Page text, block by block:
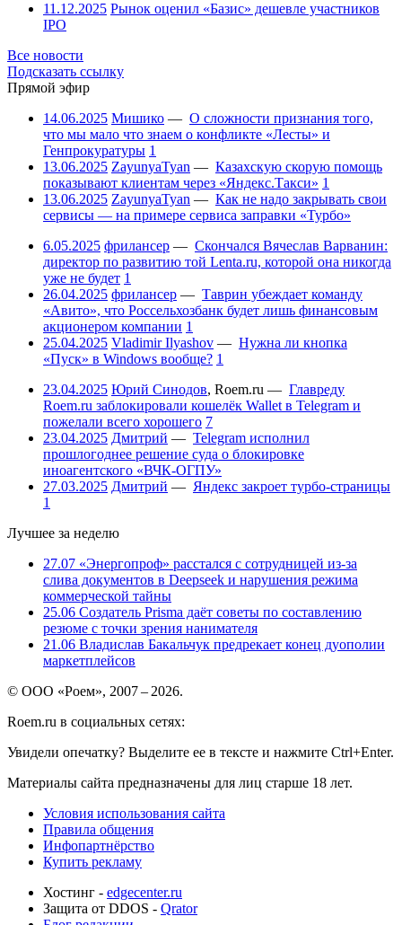
11.12.2025 Рынок оценил «Базис» дешевле участников
IPO
Все новости
Подсказать ссылку
Прямой эфир
14.06.2025 Мишико — О сложности признания того,
что мы мало что знаем о конфликте «Лесты» и
Генпрокуратуры 1
13.06.2025 ZayunyaTyan — Казахскую скорую помощь
показывают клиентам через «Яндекс.Такси» 1
13.06.2025 ZayunyaTyan — Как не надо закрывать свои
сервисы — на примере сервиса заправки «Турбо»
6.05.2025 фрилансер — Скончался Вячеслав Варванин:
директор по развитию той Lenta.ru, которой она никогда
уже не будет 1
26.04.2025 фрилансер — Таврин убеждает команду
«Авито», что Россельхозбанк будет лишь финансовым
акционером компании 1
25.04.2025 Vladimir Ilyashov — Нужна ли кнопка
«Пуск» в Windows вообще? 1
23.04.2025 Юрий Синодов, Roem.ru — Главреду
Roem.ru заблокировали кошелёк Wallet в Telegram и
пожелали всего хорошего 7
23.04.2025 Дмитрий — Telegram исполнил
прошлогоднее решение суда о блокировке
иноагентского «ВЧК-ОГПУ»
27.03.2025 Дмитрий — Яндекс закроет турбо-страницы
1
Лучшее за неделю
27.07 «Энергопроф» расстался с сотрудницей из-за
слива документов в Deepseek и нарушения режима
коммерческой тайны
25.06 Создатель Prisma даёт советы по составлению
резюме с точки зрения нанимателя
21.06 Владислав Бакальчук предрекает конец дуополии
маркетплейсов
© ООО «Роем», 2007 – 2026.
Roem.ru в социальных сетях:
Увидели опечатку? Выделите ее в тексте и нажмите Ctrl+Enter.
Материалы сайта предназначены для лиц старше 18 лет.
Условия использования сайта
Правила общения
Инфопартнёрство
Купить рекламу
Хостинг - edgecenter.ru
Защита от DDOS - Qrator